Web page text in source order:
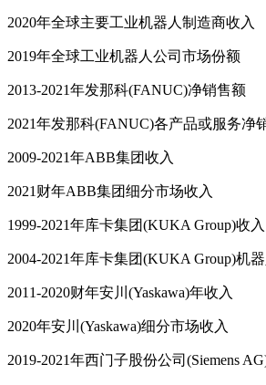
2020年全球主要工业机器人制造商收入
2019年全球工业机器人公司市场份额
2013-2021年发那科(FANUC)净销售额
2021年发那科(FANUC)各产品或服务净
2009-2021年ABB集团收入
2021财年ABB集团细分市场收入
1999-2021年库卡集团(KUKA Group)收入
2004-2021年库卡集团(KUKA Group)机
2011-2020财年安川(Yaskawa)年收入
2020年安川(Yaskawa)细分市场收入
2019-2021年西门子股份公司(Siemens